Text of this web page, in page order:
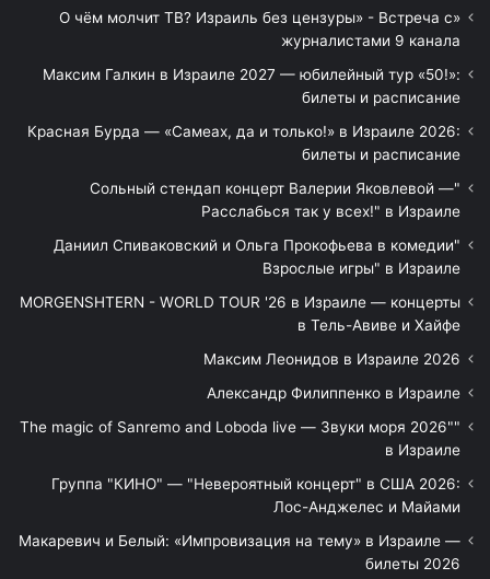
«О чём молчит ТВ? Израиль без цензуры» - Встреча с
журналистами 9 канала
Максим Галкин в Израиле 2027 — юбилейный тур «50!»:
билеты и расписание
Красная Бурда — «Самеах, да и только!» в Израиле 2026:
билеты и расписание
"Сольный стендап концерт Валерии Яковлевой —
Расслабься так у всех!" в Израиле
"Даниил Спиваковский и Ольга Прокофьева в комедии
Взрослые игры" в Израиле
MORGENSHTERN - WORLD TOUR '26 в Израиле — концерты
в Тель-Авиве и Хайфе
Максим Леонидов в Израиле 2026
Александр Филиппенко в Израиле
"The magic of Sanremo and Loboda live — Звуки моря 2026"
в Израиле
Группа "КИНО" — "Невероятный концерт" в США 2026:
Лос-Анджелес и Майами
Макаревич и Белый: «Импровизация на тему» в Израиле —
билеты 2026